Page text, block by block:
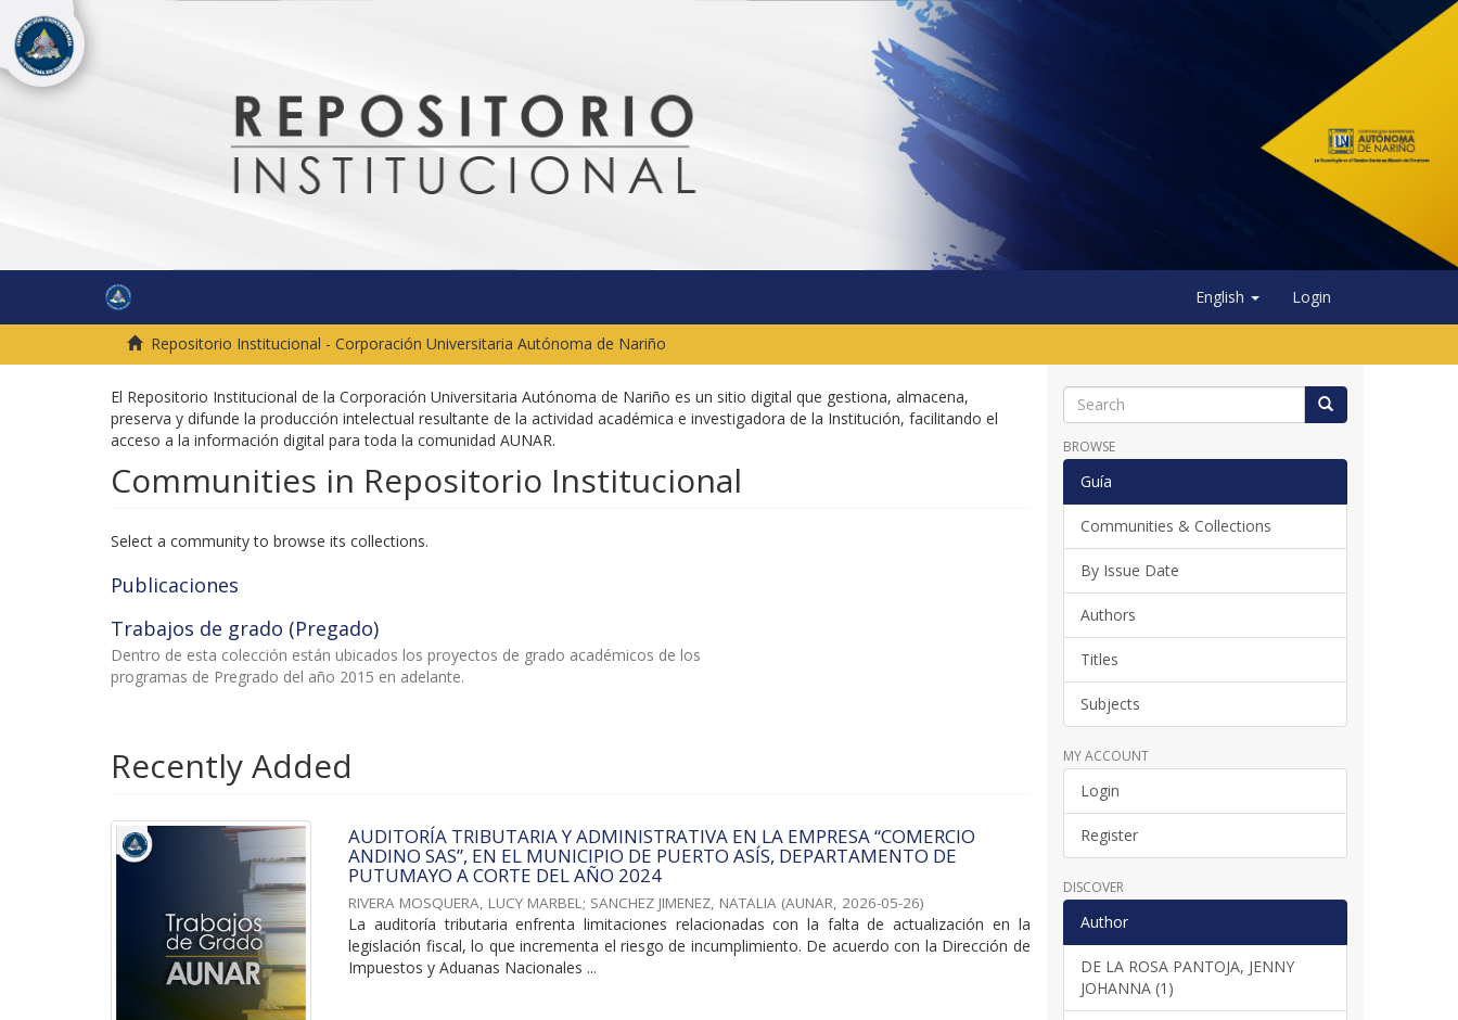
English Login
Repositorio Institucional - Corporación Universitaria Autónoma de Nariño
El Repositorio Institucional de la Corporación Universitaria Autónoma de Nariño es un sitio digital que gestiona, almacena,
preserva y difunde la producción intelectual resultante de la actividad académica e investigadora de la Institución, facilitando el
acceso a la información digital para toda la comunidad AUNAR.
Communities in Repositorio Institucional
Select a community to browse its collections.
Publicaciones
Trabajos de grado (Pregado)
Dentro de esta colección están ubicados los proyectos de grado académicos de los
programas de Pregrado del año 2015 en adelante.
Recently Added
AUDITORÍA TRIBUTARIA Y ADMINISTRATIVA EN LA EMPRESA “COMERCIO
ANDINO SAS”, EN EL MUNICIPIO DE PUERTO ASÍS, DEPARTAMENTO DE
PUTUMAYO A CORTE DEL AÑO 2024
RIVERA MOSQUERA, LUCY MARBEL; SANCHEZ JIMENEZ, NATALIA (AUNAR, 2026-05-26)
La auditoría tributaria enfrenta limitaciones relacionadas con la falta de actualización en la
legislación fiscal, lo que incrementa el riesgo de incumplimiento. De acuerdo con la Dirección de
Impuestos y Aduanas Nacionales ...
BROWSE
Guía
Communities & Collections
By Issue Date
Authors
Titles
Subjects
MY ACCOUNT
Login
Register
DISCOVER
Author
DE LA ROSA PANTOJA, JENNY
JOHANNA (1)